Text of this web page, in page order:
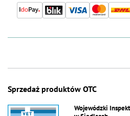
Sprzedaż produktów OTC
Wojewódzki